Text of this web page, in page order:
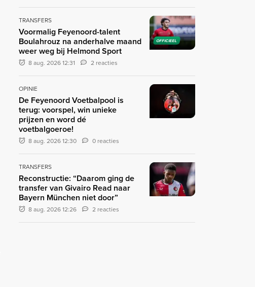
OFFICIEEL
TRANSFERS
Voormalig Feyenoord-talent
Boulahrouz na anderhalve maand
weer weg bij Helmond Sport
8 aug. 2026 12:31 2 reacties
OPINIE
De Feyenoord Voetbalpool is
terug: voorspel, win unieke
prijzen en word dé
voetbalgoeroe!
8 aug. 2026 12:30 0 reacties
TRANSFERS
Reconstructie: “Daarom ging de
transfer van Givairo Read naar
Bayern München niet door”
8 aug. 2026 12:26 2 reacties